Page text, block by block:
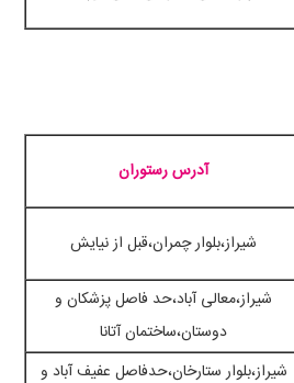
آدرس رستوران
شیراز،بلوار چمران،قبل از نیایش
شیراز،معالی آباد،حد فاصل پزشکان و
دوستان،ساختمان آتانا
شیراز،بلوار ستارخان،حدفاصل عفیف آباد و